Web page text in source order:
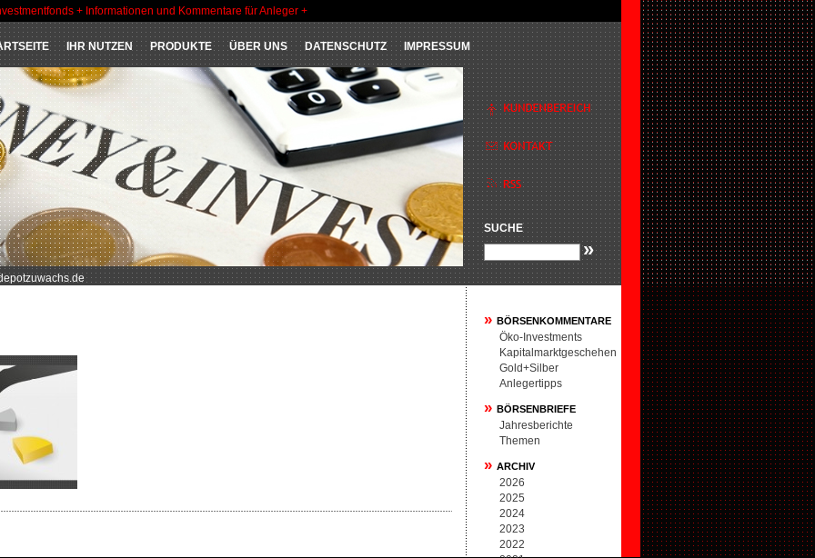
+ Informationen und Kommentare für Anleger +
IHR NUTZEN PRODUKTE ÜBER UNS DATENSCHUTZ IMPRESSUM
SUCHE
»
» BÖRSENKOMMENTARE
Öko-Investments
Kapitalmarktgeschehen
Gold+Silber
Anlegertipps
» BÖRSENBRIEFE
Jahresberichte
Themen
» ARCHIV
2026
2025
2024
2023
2022